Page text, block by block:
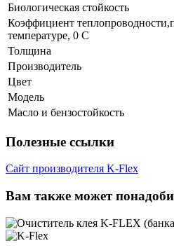
Биологическая стойкость
Коэффициент
температуре, 0 С
Толщина
Производитель
Цвет
Модель
Масло и бензостойкость
Полезные ссылки
Сайт производителя K-Flex
Вам также может